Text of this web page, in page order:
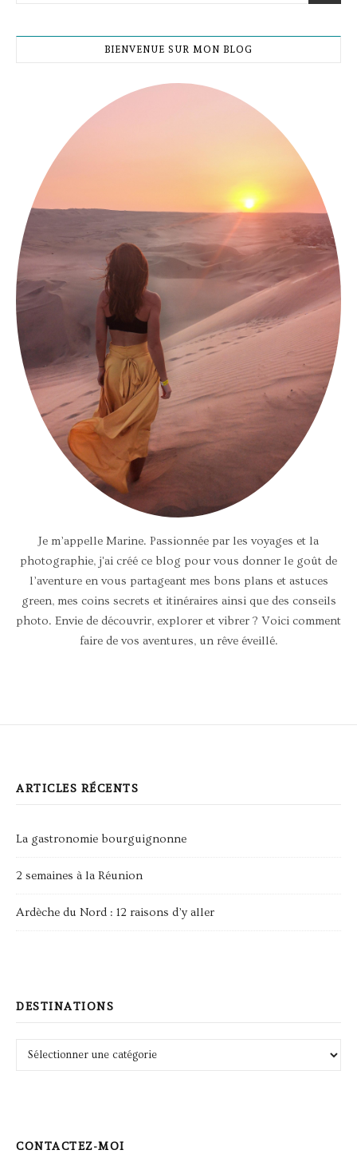
BIENVENUE SUR MON BLOG
Je m’appelle Marine. Passionnée par les voyages et la
photographie, j'ai créé ce blog pour vous donner le goût de
l’aventure en vous partageant mes bons plans et astuces
green, mes coins secrets et itinéraires ainsi que des conseils
photo. Envie de découvrir, explorer et vibrer ? Voici comment
faire de vos aventures, un rêve éveillé.
ARTICLES RÉCENTS
La gastronomie bourguignonne
2 semaines à la Réunion
Ardèche du Nord : 12 raisons d’y aller
DESTINATIONS
Destinations
CONTACTEZ-MOI